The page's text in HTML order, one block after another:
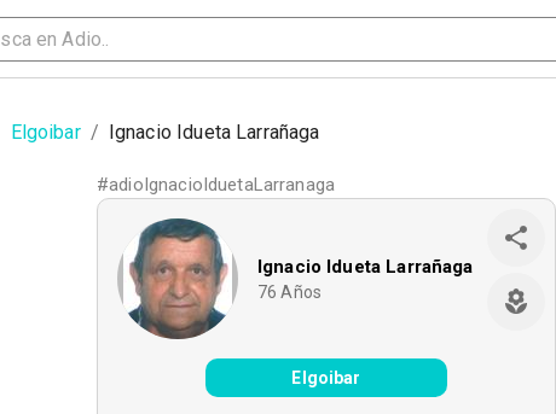
Elgoibar / Ignacio Idueta Larrañaga
#adioIgnacioIduetaLarranaga
Ignacio Idueta Larrañaga
76 Años
Elgoibar